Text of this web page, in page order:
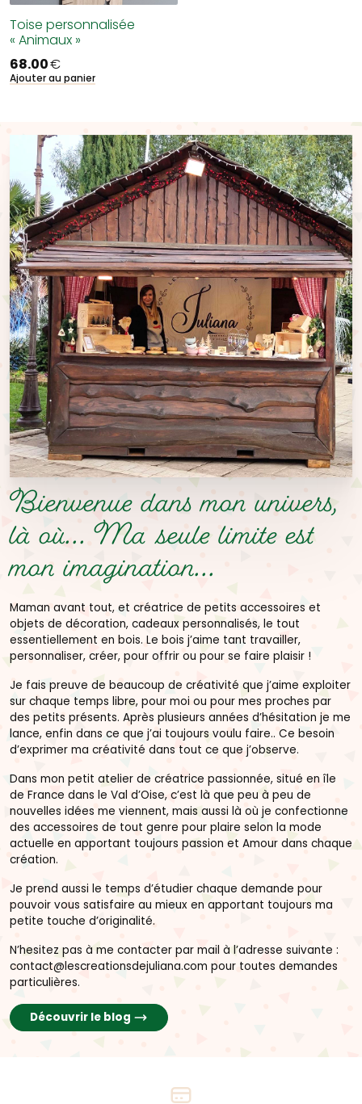
Toise personnalisée
« Animaux »
68.00€
Ajouter au panier
Bienvenue dans mon univers,
là où...Ma seule limite est
mon imagination...
Maman avant tout, et créatrice de petits accessoires et
objets de décoration, cadeaux personnalisés, le tout
essentiellement en bois. Le bois j’aime tant travailler,
personnaliser, créer, pour offrir ou pour se faire plaisir !
Je fais preuve de beaucoup de créativité que j’aime exploiter
sur chaque temps libre, pour moi ou pour mes proches par
des petits présents. Après plusieurs années d’hésitation je me
lance, enfin dans ce que j’ai toujours voulu faire.. Ce besoin
d’exprimer ma créativité dans tout ce que j’observe.
Dans mon petit atelier de créatrice passionnée, situé en île
de France dans le Val d’Oise, c’est là que peu à peu de
nouvelles idées me viennent, mais aussi là où je confectionne
des accessoires de tout genre pour plaire selon la mode
actuelle en apportant toujours passion et Amour dans chaque
création.
Je prend aussi le temps d’étudier chaque demande pour
pouvoir vous satisfaire au mieux en apportant toujours ma
petite touche d’originalité.
N’hesitez pas à me contacter par mail à l’adresse suivante :
contact@lescreationsdejuliana.com pour toutes demandes
particulières.
Découvrir le blog